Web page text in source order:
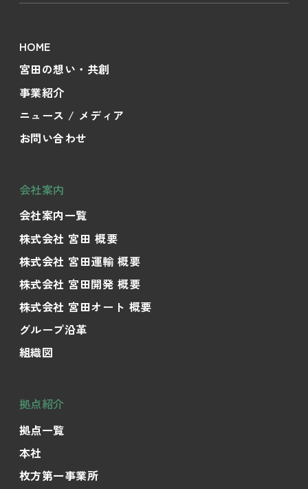
HOME
宮田の想い・共創
事業紹介
ニュース / メディア
お問い合わせ
会社案内
会社案内一覧
株式会社 宮田 概要
株式会社 宮田運輸 概要
株式会社 宮田開発 概要
株式会社 宮田オート 概要
グループ沿革
組織図
拠点紹介
拠点一覧
本社
枚方第一事業所